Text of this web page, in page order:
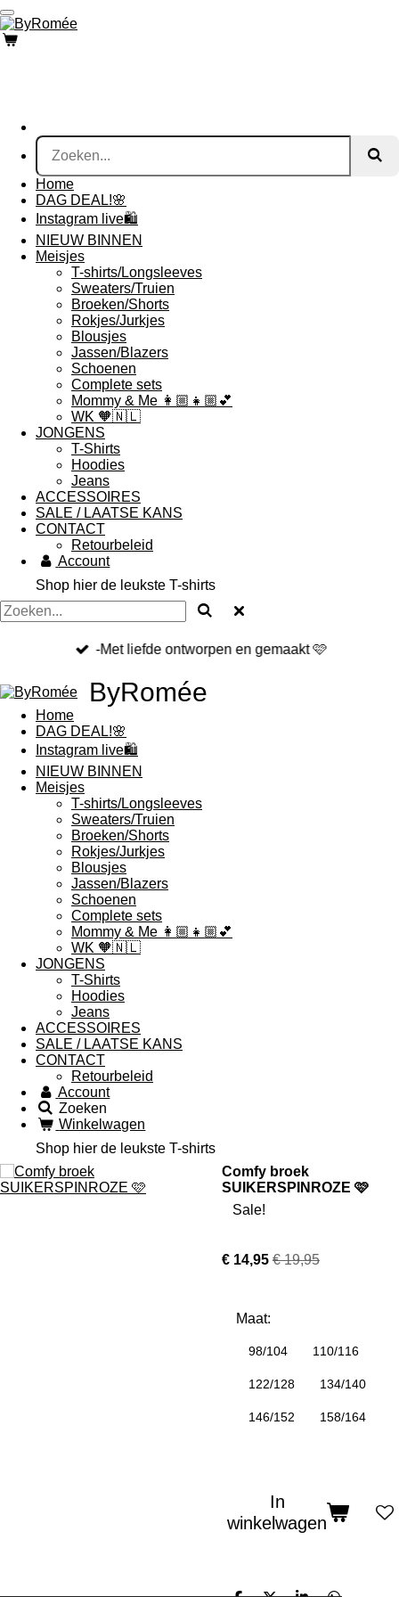
Ga
direct
naar
Home
DAG DEAL!🌸
Instagram live🛍
NIEUW BINNEN
Meisjes
T-shirts/Longsleeves
Sweaters/Truien
Broeken/Shorts
Rokjes/Jurkjes
Blousjes
Jassen/Blazers
Schoenen
Complete sets
Mommy & Me 👩🏼👧🏼💕
WK 🧡🇳🇱
JONGENS
T-Shirts
Hoodies
Jeans
ACCESSOIRES
SALE / LAATSE KANS
CONTACT
Retourbeleid
Account
Shop hier de leukste T-shirts
-Met liefde ontworpen en gemaakt 🩷
ByRomée
Home
DAG DEAL!🌸
Instagram live🛍
NIEUW BINNEN
Meisjes
T-shirts/Longsleeves
Sweaters/Truien
Broeken/Shorts
Rokjes/Jurkjes
Blousjes
Jassen/Blazers
Schoenen
Complete sets
Mommy & Me 👩🏼👧🏼💕
WK 🧡🇳🇱
JONGENS
T-Shirts
Hoodies
Jeans
ACCESSOIRES
SALE / LAATSE KANS
CONTACT
Retourbeleid
Account
Zoeken
Winkelwagen
Shop hier de leukste T-shirts
Comfy broek
SUIKERSPINROZE 🩷
Sale!
€ 14,95 € 19,95
Maat:
98/104 110/116
122/128 134/140
146/152 158/164
In
winkelwagen